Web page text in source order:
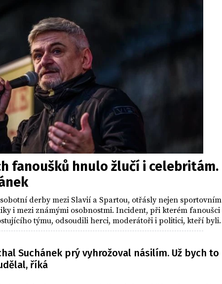
fanoušků hnulo žlučí i celebritám.
derby mezi Slavií a Spartou, otřásly nejen sportovním
i mezi známými osobnostmi. Incident, při kterém fanoušci
týmu, odsoudili herci, moderátoři i politici, kteří byli
nepochopitelného násilí.
Suchánek prý vyhrožoval násilím. Už bych to
říká